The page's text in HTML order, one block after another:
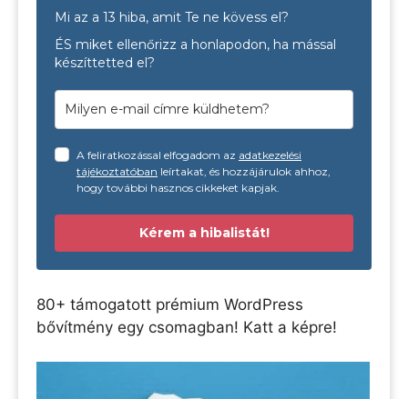
Mi az a 13 hiba, amit Te ne kövess el?
ÉS miket ellenőrizz a honlapodon, ha mással
készíttetted el?
A feliratkozással elfogadom az adatkezelési
tájékoztatóban leírtakat, és hozzájárulok ahhoz,
hogy további hasznos cikkeket kapjak.
Kérem a hibalistát!
80+ támogatott prémium WordPress
bővítmény egy csomagban! Katt a képre!